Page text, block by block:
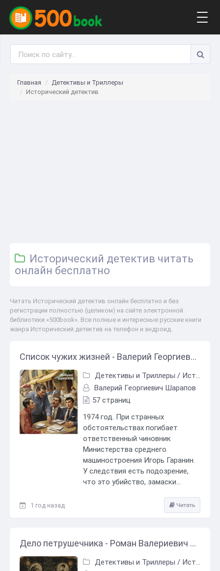
Главная
Детективы и Триллеры
Исторический детектив
Исторический детектив читать
онлайн бесплатно
Читать Исторический детектив онлайн бесплатно и без
регистрации полностью (целиком) на сайте электронной
библиотеки «500book». Все полные и интересные русские книги
жанра Исторический детектив на телефон и андроид.
Список чужих жизней - Валерий Георгиевич Шарапов
Детективы и Триллеры / Исторический детектив
Валерий Георгиевич Шарапов
57 страниц
1974 год. При странных
обстоятельствах погибает
ответственный чиновник
Министерства среднего
машиностроения Игорь Гаранин.
У следствия есть подозрение,
что это убийство, замаски...
1 год назад Читать
Дело петрушечника - Роман Валериевич Волков
Детективы и Триллеры / Исторический детектив